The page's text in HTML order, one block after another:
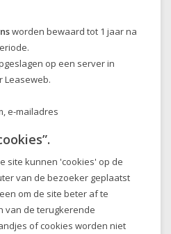
worden bewaard tot 1 jaar na
op een server in
Leaseweb.
e-mailadres
site kunnen 'cookies' op de
van de bezoeker geplaatst
om de site beter af te
van de terugkerende
of cookies worden niet